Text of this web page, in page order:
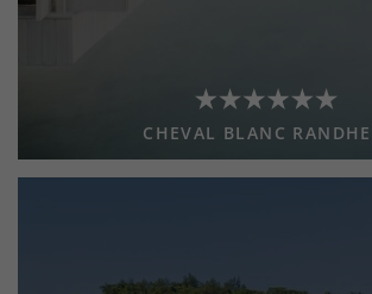
CHEVAL BLANC